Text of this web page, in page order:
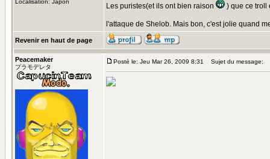
Localisation: Japon
Les puristes(et ils ont bien raison ) que ce troll
l'attaque de Shelob. Mais bon, c'est jolie quand
Revenir en haut de page
Peacemaker
プラモデレタ
Posté le: Jeu Mar 26, 2009 8:31 Sujet du message: